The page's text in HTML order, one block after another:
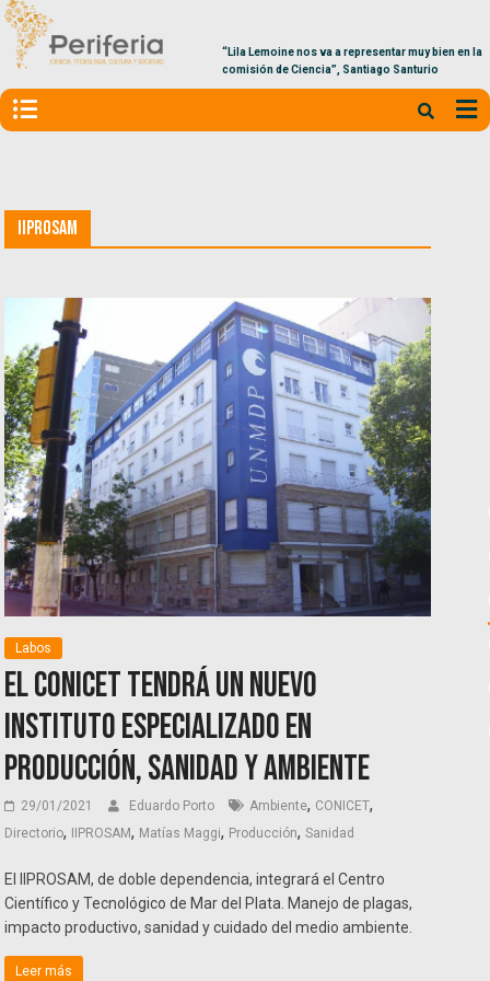
“Lila Lemoine nos va a representar muy bien en la
comisión de Ciencia”, Santiago Santurio
IIPROSAM
Labos
El CONICET tendrá un nuevo
instituto especializado en
producción, sanidad y ambiente
29/01/2021 Eduardo Porto Ambiente, CONICET,
Directorio, IIPROSAM, Matías Maggi, Producción,Sanidad
El IIPROSAM, de doble dependencia, integrará el Centro
Científico y Tecnológico de Mar del Plata. Manejo de plagas,
impacto productivo, sanidad y cuidado del medio ambiente.
Leer más